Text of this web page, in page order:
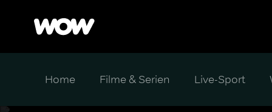
Home Filme & Serien Live-Sport